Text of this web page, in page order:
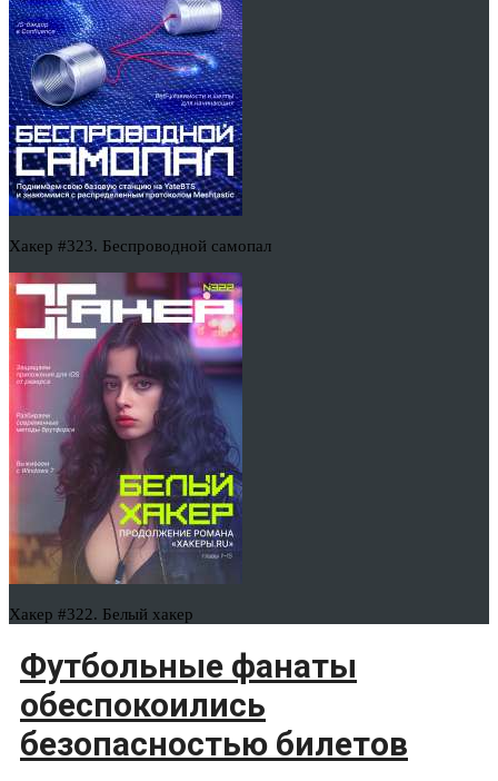
Хакер #323. Беспроводной самопал
Хакер #322. Белый хакер
Футбольные фанаты
обеспокоились
безопасностью билетов